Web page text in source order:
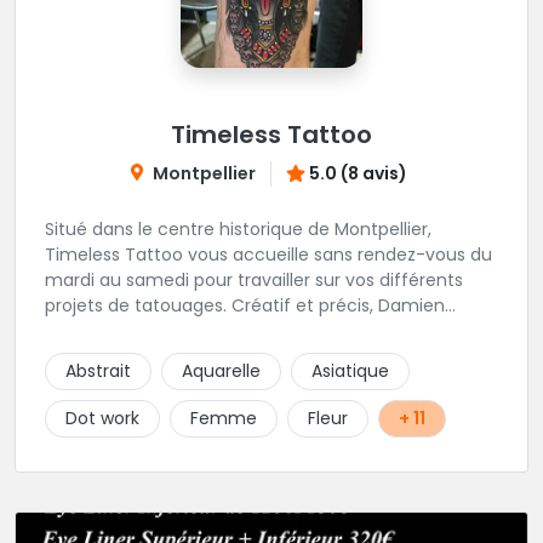
Timeless Tattoo
Montpellier 5.0 (8 avis)
Situé dans le centre historique de Montpellier,
Timeless Tattoo vous accueille sans rendez-vous du
mardi au samedi pour travailler sur vos différents
projets de tatouages. Créatif et précis, Damien
sans failles. Spécialisé dans le tatouage traditionnel,
old school, mais également à l'aise dans la
réalisation de pièces de styles différents : Dotwork,
Japonais, Graphique, mandala .. N'hésitez pas à le
Abstrait Aquarelle
Asiatique
Dot work
Femme Fleur + 11